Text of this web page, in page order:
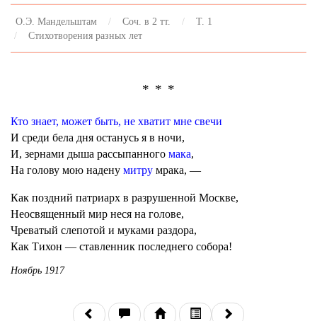
О.Э. Мандельштам Соч. в 2 тт.
Т. 1
Стихотворения разных лет
* * *
Кто знает, может быть, не хватит мне свечи
И среди бела дня останусь я в ночи,
И, зернами дыша рассыпанного мака,
На голову мою надену митру мрака, —
Как поздний патриарх в разрушенной Москве,
Неосвященный мир неся на голове,
Чреватый слепотой и муками раздора,
Как Тихон — ставленник последнего собора!
Ноябрь 1917